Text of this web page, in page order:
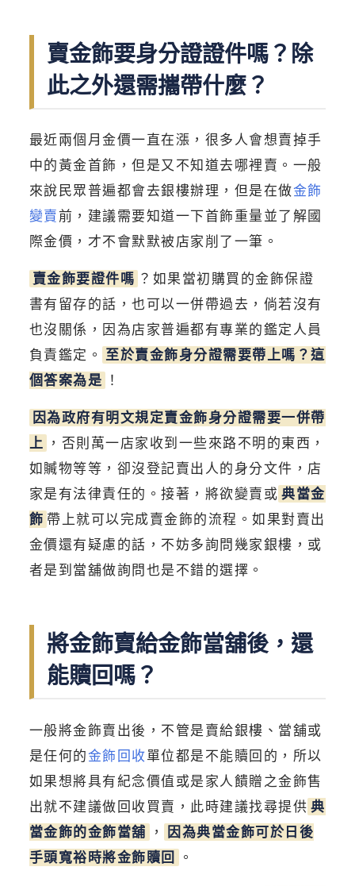
賣金飾要身分證證件嗎？除
此之外還需攜帶什麼？
最近兩個月金價一直在漲，很多人會想賣掉手
中的黃金首飾，但是又不知道去哪裡賣。一般
來說民眾普遍都會去銀樓辦理，但是在做金飾
變賣 前，建議需要知道一下首飾重量並了解國
際金價，才不會默默被店家削了一筆。
賣金飾要證件嗎 ？如果當初購買的金飾保證
書有留存的話，也可以一併帶過去，倘若沒有
也沒關係，因為店家普遍都有專業的鑑定人員
負責鑑定。 至於賣金飾身分證需要帶上嗎？這
個答案為是 ！
因為政府有明文規定賣金飾身分證需要一併帶
上 ，否則萬一店家收到一些來路不明的東西，
如贓物等等，卻沒登記賣出人的身分文件，店
家是有法律責任的。接著，將欲變賣或 典當金
飾 帶上就可以完成賣金飾的流程。如果對賣出
金價還有疑慮的話，不妨多詢問幾家銀樓，或
者是到當舖做詢問也是不錯的選擇。
將金飾賣給金飾當舖後，還
能贖回嗎？
一般將金飾賣出後，不管是賣給銀樓、當舖或
是任何的金飾回收單位都是不能贖回的，所以
如果想將具有紀念價值或是家人饋贈之金飾售
出就不建議做回收買賣，此時建議找尋提供 典
當金飾的金飾當舖 ，
因為典當金飾可於日後
手頭寬裕時將金飾贖回
。